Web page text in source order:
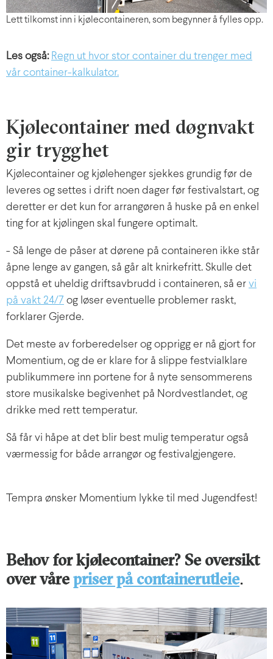
Lett tilkomst inn i kjølecontaineren, som begynner å fylles opp.
Les også: Regn ut hvor stor container du trenger med
vår container-kalkulator.
Kjølecontainer med døgnvakt
gir trygghet
Kjølecontainer og kjølehenger sjekkes grundig før de
leveres og settes i drift noen dager før festivalstart, og
deretter er det kun for arrangøren å huske på en enkel
ting for at kjølingen skal fungere optimalt.
- Så lenge de påser at dørene på containeren ikke står
åpne lenge av gangen, så går alt knirkefritt. Skulle det
oppstå et uheldig driftsavbrudd i containeren, så er vi
på vakt 24/7 og løser eventuelle problemer raskt,
forklarer Gjerde.
Det meste av forberedelser og opprigg er nå gjort for
Momentium, og de er klare for å slippe festvialklare
publikummere inn portene for å nyte sensommerens
store musikalske begivenhet på Nordvestlandet, og
drikke med rett temperatur.
Så får vi håpe at det blir best mulig temperatur også
værmessig for både arrangør og festivalgjengere.
Tempra ønsker Momentium lykke til med Jugendfest!
Behov for kjølecontainer? Se oversikt
over vårepriser på containerutleie.